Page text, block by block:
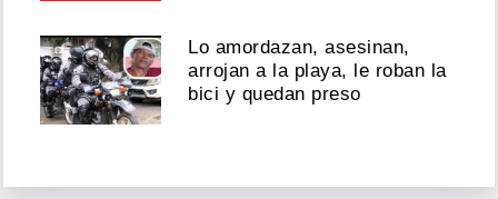
Lo amordazan, asesinan,
arrojan a la playa, le roban la
bici y quedan preso